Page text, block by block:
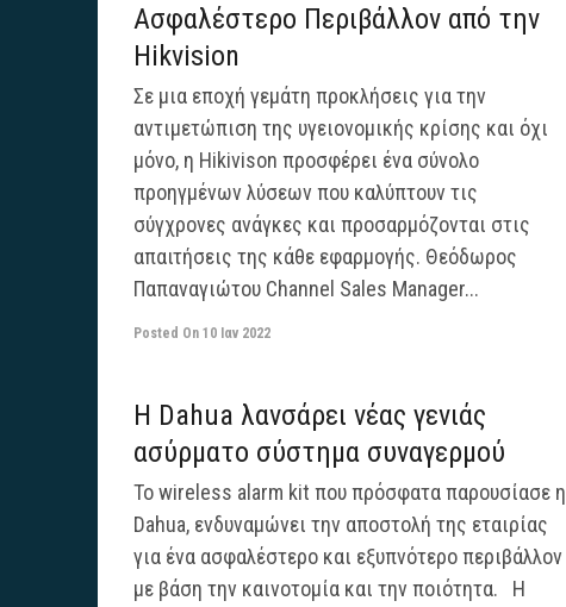
Ασφαλέστερο Περιβάλλον από την
Hikvision
Σε μια εποχή γεμάτη προκλήσεις για την
αντιμετώπιση της υγειονομικής κρίσης και όχι
μόνο, η Hikivison προσφέρει ένα σύνολο
προηγμένων λύσεων που καλύπτουν τις
σύγχρονες ανάγκες και προσαρμόζονται στις
απαιτήσεις της κάθε εφαρμογής. Θεόδωρος
Παπαναγιώτου Channel Sales Manager...
Posted On 10 Ιαν 2022
H Dahua λανσάρει νέας γενιάς
ασύρματο σύστημα συναγερμού
Το wireless alarm kit που πρόσφατα παρουσίασε η
Dahua, ενδυναμώνει την αποστολή της εταιρίας
για ένα ασφαλέστερο και εξυπνότερο περιβάλλον
με βάση την καινοτομία και την ποιότητα. Η